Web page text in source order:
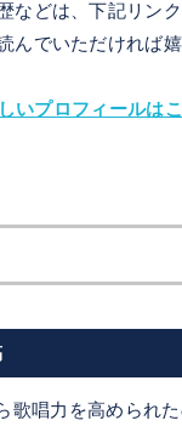
などは、下記リン
んでいただければ嬉
いプロフィールは
歌唱力を高められ